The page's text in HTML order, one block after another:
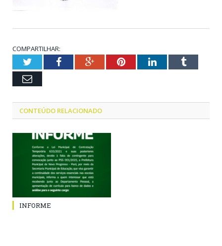
COMPARTILHAR:
TwitterFacebookGoogle+PinterestLinkedInTumblr
Email
CONTEÚDO RELACIONADO
INFORME